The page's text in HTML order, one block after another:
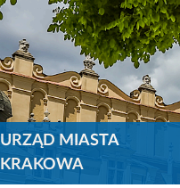
URZĄD MIASTA
KRAKOWA